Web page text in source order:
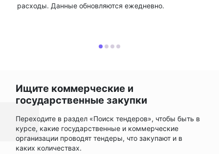
расходы. Данные обновляются ежедневно.
Ищите коммерческие и
государственные закупки
Переходите в раздел «Поиск тендеров», чтобы быть в
курсе, какие государственные и коммерческие
организации проводят тендеры, что закупают и в
каких количествах.